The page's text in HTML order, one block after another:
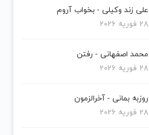
علی زند وکیلی - بخواب آروم
28 فوریه 2026
محمد اصفهانی - رفتن
28 فوریه 2026
روزبه بمانی - آخرالزمون
28 فوریه 2026